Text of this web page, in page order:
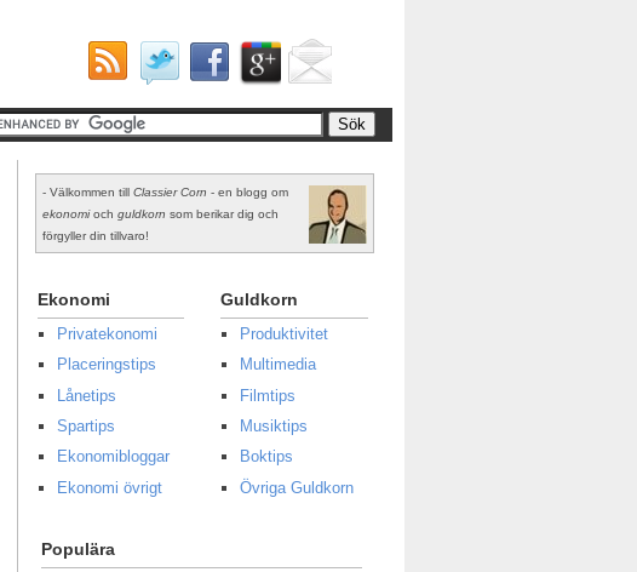
- Välkommen till Classier Corn - en blogg om
ekonomioch guldkorn som berikar dig och
förgyller din tillvaro!
Ekonomi
Privatekonomi
Placeringstips
Lånetips
Spartips
Ekonomibloggar
Ekonomi övrigt
Guldkorn
Produktivitet
Multimedia
Filmtips
Musiktips
Boktips
Övriga Guldkorn
Populära